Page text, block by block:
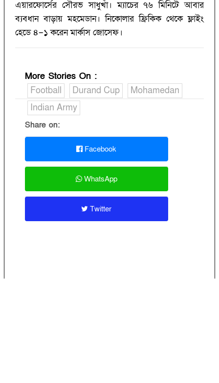
এয়ারফোর্সের সৌরভ সাধুখাঁ। ম্যাচের ৭৬ মিনিটে আবার
ব্যবধান বাড়ায় মহমেডান। নিকোলার ফ্রিকিক থেকে ফ্লাইং
হেডে ৪–১ করেন মার্কাস জোসেফ।
More Stories On :
Football
Durand Cup
Mohamedan
Indian Army
Share on:
Facebook
WhatsApp
Twitter